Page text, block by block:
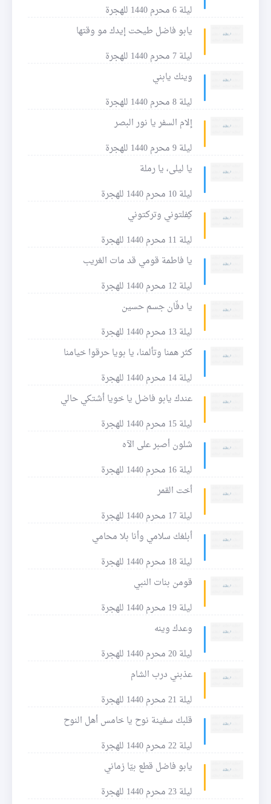
ليلة 6 محرم 1440 للهجرة
يابو فاضل طيحت إيدك مو وقتها
ليلة 7 محرم 1440 للهجرة
وينك يابني
ليلة 8 محرم 1440 للهجرة
إلام السفر يا نور البصر
ليلة 9 محرم 1440 للهجرة
يا ليلى، يا رملة
ليلة 10 محرم 1440 للهجرة
كِفلتوني وتركتوني
ليلة 11 محرم 1440 للهجرة
يا فاطمة قومي قد مات الغريب
ليلة 12 محرم 1440 للهجرة
يا دفّان جسم حسين
ليلة 13 محرم 1440 للهجرة
كثر همنا وتألمنا، يا بويا حرقوا خيامنا
ليلة 14 محرم 1440 للهجرة
عندك يابو فاضل يا خويا أشتكي حالي
ليلة 15 محرم 1440 للهجرة
شلون أصبر على الآه
ليلة 16 محرم 1440 للهجرة
أخت القمر
ليلة 17 محرم 1440 للهجرة
أبلغك سلامي وأنا بلا محامي
ليلة 18 محرم 1440 للهجرة
قومن بنات النبي
ليلة 19 محرم 1440 للهجرة
وعدك وينه
ليلة 20 محرم 1440 للهجرة
عذبني درب الشام
ليلة 21 محرم 1440 للهجرة
قلبك سفينة نوح يا خامس أهل النوح
ليلة 22 محرم 1440 للهجرة
يابو فاضل قطع بيّا زماني
ليلة 23 محرم 1440 للهجرة